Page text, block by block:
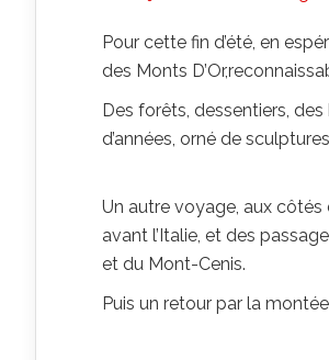
Pour cette fin d’été, en
des Monts
Des forêts, dessentiers,
d’années, orné de
Un autre voyage, aux
avant l’Italie, et des
et du Mont-Cenis.
Puis un retour par la